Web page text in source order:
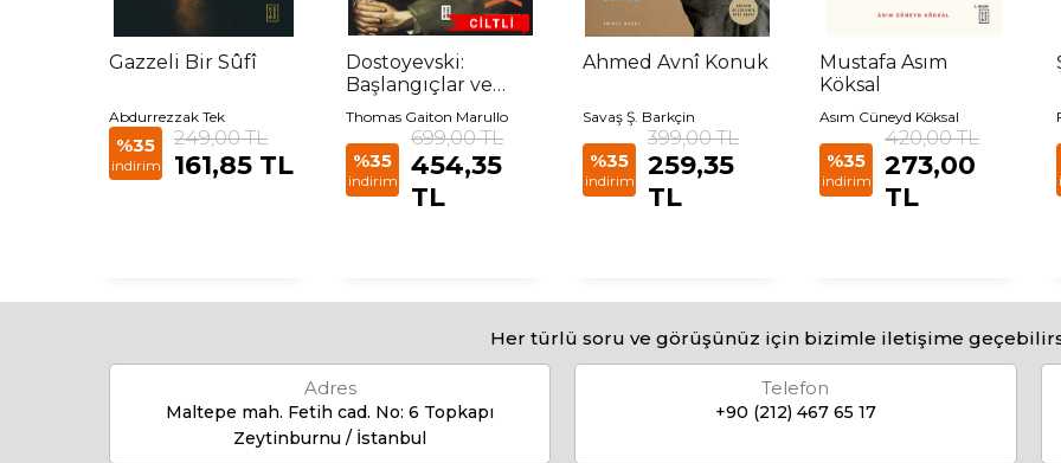
Gazzeli Bir Sûfî
Abdurrezzak Tek
%35
indirim
249,00 TL
161,85 TL
Dostoyevski:
Başlangıçlar ve
Yaklaşan Fırtına
Thomas Gaiton Marullo
%35
indirim
699,00 TL
454,35
TL
Ahmed Avnî Konuk
Savaş Ş. Barkçin
%35
indirim
399,00 TL
259,35
TL
Mustafa Asım
Köksal
Asım Cüneyd Köksal
%35
indirim
420,00 TL
273,00
TL
Her türlü soru ve görüşünüz için bizimle iletişime
Adres
Maltepe mah. Fetih cad. No: 6 Topkapı
Zeytinburnu / İstanbul
Telefon
+90 (212) 467 65 17